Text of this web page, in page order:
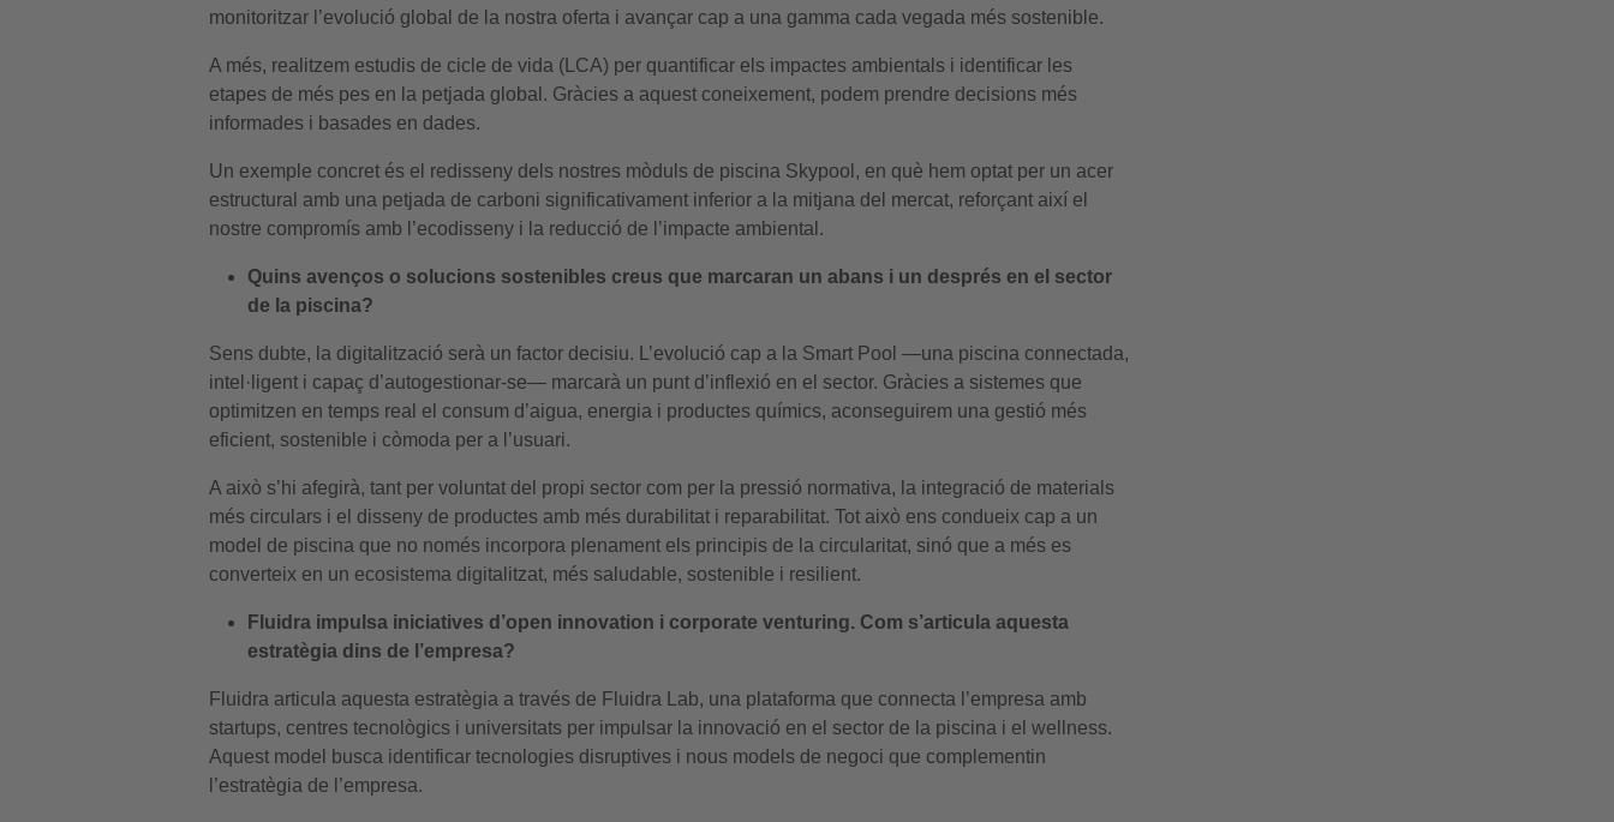
monitoritzar l’evolució global de la nostra oferta i avançar cap a una gamma cada vegada més sostenible.
A més, realitzem estudis de cicle de vida (LCA) per quantificar els impactes ambientals i identificar les
etapes de més pes en la petjada global. Gràcies a aquest coneixement, podem prendre decisions més
informades i basades en dades.
Un exemple concret és el redisseny dels nostres mòduls de piscina Skypool, en què hem optat per un acer
estructural amb una petjada de carboni significativament inferior a la mitjana del mercat, reforçant així el
nostre compromís amb l’ecodisseny i la reducció de l’impacte ambiental.
Quins avenços o solucions sostenibles creus que marcaran un abans i un després en el sector
de la piscina?
Sens dubte, la digitalització serà un factor decisiu. L’evolució cap a la Smart Pool —una piscina connectada,
intel·ligent i capaç d’autogestionar-se— marcarà un punt d’inflexió en el sector. Gràcies a sistemes que
optimitzen en temps real el consum d’aigua, energia i productes químics, aconseguirem una gestió més
eficient, sostenible i còmoda per a l’usuari.
A això s’hi afegirà, tant per voluntat del propi sector com per la pressió normativa, la integració de materials
més circulars i el disseny de productes amb més durabilitat i reparabilitat. Tot això ens condueix cap a un
model de piscina que no només incorpora plenament els principis de la circularitat, sinó que a més es
converteix en un ecosistema digitalitzat, més saludable, sostenible i resilient.
Fluidra impulsa iniciatives d’open innovation i corporate venturing. Com s’articula aquesta
estratègia dins de l’empresa?
Fluidra articula aquesta estratègia a través de Fluidra Lab, una plataforma que connecta l’empresa amb
startups, centres tecnològics i universitats per impulsar la innovació en el sector de la piscina i el wellness.
Aquest model busca identificar tecnologies disruptives i nous models de negoci que complementin
l’estratègia de l’empresa.